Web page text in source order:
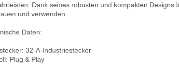
Dank seines robusten und kompakten Designs
und verwenden.
Daten:
32-A-Industriestecker
Plug & Play